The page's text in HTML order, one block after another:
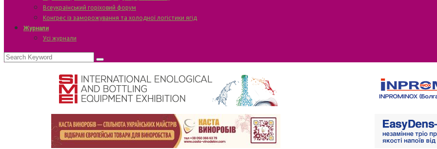
Всеукраїнський горіховий форум
Конгрес із заморожування та холодної логістики ягід
Журнали
Усі журнали